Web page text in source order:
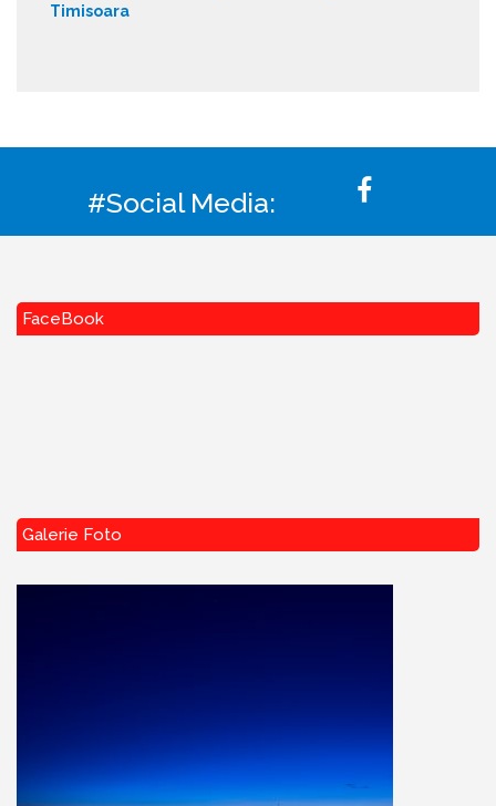
Timisoara
#Social Media:
FaceBook
Galerie Foto